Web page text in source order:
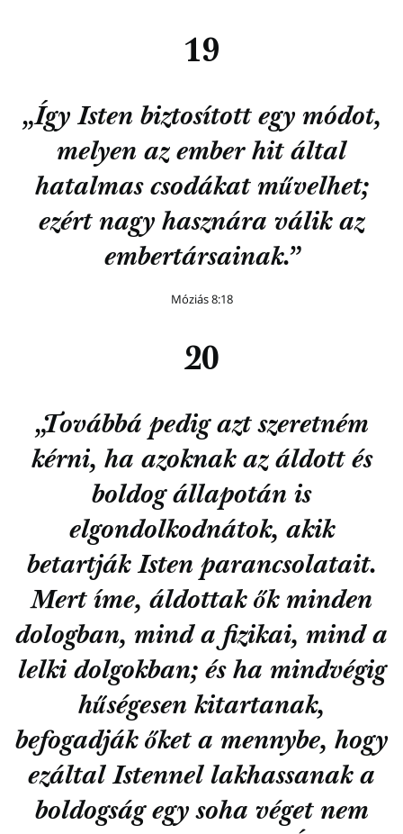
19
„Így Isten biztosított egy módot,
melyen az ember hit által
hatalmas csodákat művelhet;
ezért nagy hasznára válik az
embertársainak.”
Móziás 8:18
20
„Továbbá pedig azt szeretném
kérni, ha azoknak az áldott és
boldog állapotán is
elgondolkodnátok, akik
betartják Isten parancsolatait.
Mert íme, áldottak ők minden
dologban, mind a fizikai, mind a
lelki dolgokban; és ha mindvégig
hűségesen kitartanak,
befogadják őket a mennybe, hogy
ezáltal Istennel lakhassanak a
boldogság egy soha véget nem